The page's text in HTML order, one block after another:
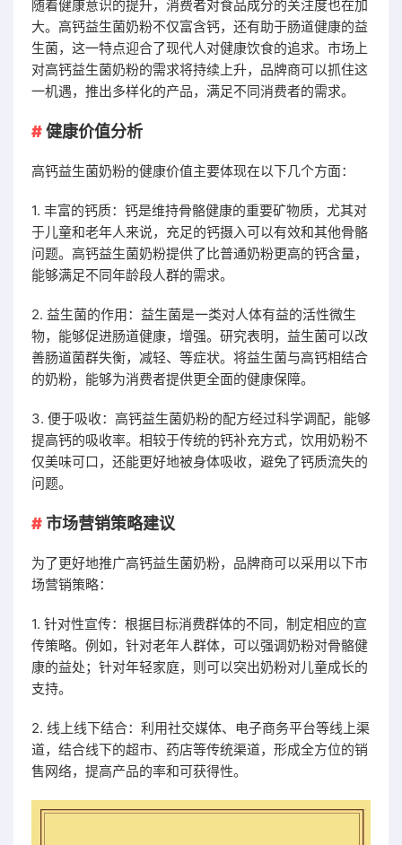
随着健康意识的提升，消费者对食品成分的关注度也在加
大。高钙益生菌奶粉不仅富含钙，还有助于肠道健康的益
生菌，这一特点迎合了现代人对健康饮食的追求。市场上
对高钙益生菌奶粉的需求将持续上升，品牌商可以抓住这
一机遇，推出多样化的产品，满足不同消费者的需求。
健康价值分析
高钙益生菌奶粉的健康价值主要体现在以下几个方面：
1. 丰富的钙质：钙是维持骨骼健康的重要矿物质，尤其对
于儿童和老年人来说，充足的钙摄入可以有效和其他骨骼
问题。高钙益生菌奶粉提供了比普通奶粉更高的钙含量，
能够满足不同年龄段人群的需求。
2. 益生菌的作用：益生菌是一类对人体有益的活性微生
物，能够促进肠道健康，增强。研究表明，益生菌可以改
善肠道菌群失衡，减轻、等症状。将益生菌与高钙相结合
的奶粉，能够为消费者提供更全面的健康保障。
3. 便于吸收：高钙益生菌奶粉的配方经过科学调配，能够
提高钙的吸收率。相较于传统的钙补充方式，饮用奶粉不
仅美味可口，还能更好地被身体吸收，避免了钙质流失的
问题。
市场营销策略建议
为了更好地推广高钙益生菌奶粉，品牌商可以采用以下市
场营销策略：
1. 针对性宣传：根据目标消费群体的不同，制定相应的宣
传策略。例如，针对老年人群体，可以强调奶粉对骨骼健
康的益处；针对年轻家庭，则可以突出奶粉对儿童成长的
支持。
2. 线上线下结合：利用社交媒体、电子商务平台等线上渠
道，结合线下的超市、药店等传统渠道，形成全方位的销
售网络，提高产品的率和可获得性。